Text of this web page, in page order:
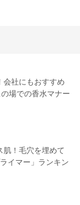
会社にもおすすめ
場での香水マナー
肌！毛穴を埋めて
イマー」ランキン